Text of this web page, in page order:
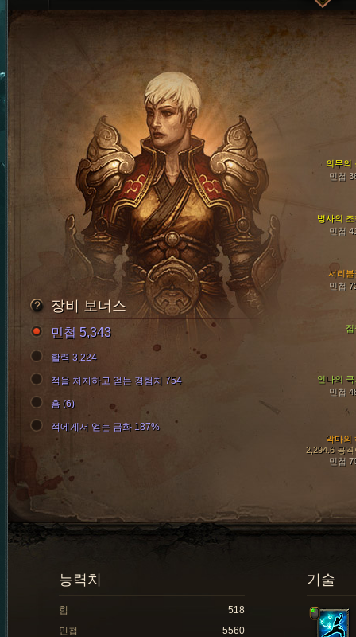
병사의 조
민첩
서리불
민첩
의무의
민첩
인나의 극
민첩
악마의
2,294.6 공격
민첩
장비 보너스
민첩 5,343
활력 3,224
적을 처치하고 얻는 경험치 754
홈 (6)
적에게서 얻는 금화 187%
기술
능력치
힘
518
민첩
5560